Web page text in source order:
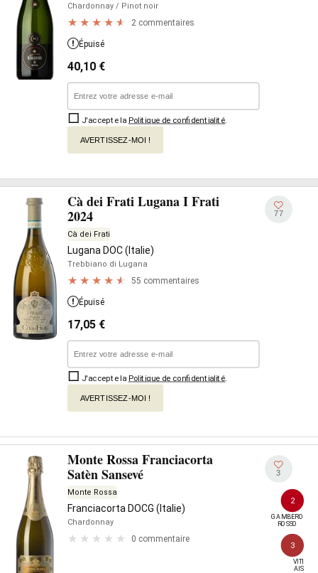
Chardonnay / Pinot noir
2 commentaires
Épuisé
40,10 €
J'accepte la Politique de confidentialité
AVERTISSEZ-MOI !
Cà dei Frati Lugana I Frati
2024
Cà dei Frati
Lugana DOC (Italie)
Trebbiano di Lugana
55 commentaires
77
Épuisé
17,05 €
J'accepte la Politique de confidentialité
AVERTISSEZ-MOI !
Monte Rossa Franciacorta
Satèn Sansevé
Monte Rossa
Franciacorta DOCG (Italie)
Chardonnay
0 commentaire
3
2
GAMBERO
ROSSO
3
VITI
AIS